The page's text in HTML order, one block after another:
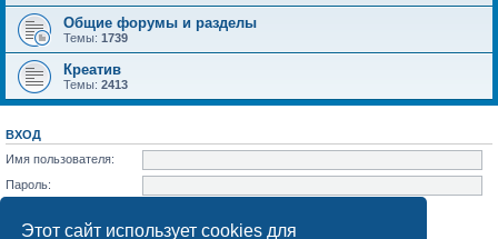
Этот сайт использует cookies для
Общие форумы и разделы
Темы: 1739
Креатив
Темы: 2413
ВХОД
Имя пользователя:
Пароль: